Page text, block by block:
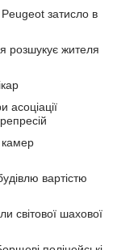
затисло в
розшукує жителя
асоціації
камер
вартістю
світової шахової